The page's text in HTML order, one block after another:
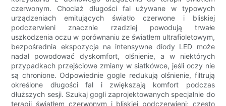
czerwonym. Chociaż długości fal używane w typowych
urządzeniach emitujących światło czerwone i bliskiej
podczerwieni znacznie rzadziej powodują trwałe
uszkodzenia oczu w porównaniu ze światłem ultrafioletowym,
bezpośrednia ekspozycja na intensywne diody LED może
nadal powodować dyskomfort, olśnienie, a w niektórych
przypadkach przejściowe zmiany w siatkówce, jeśli oczy nie
są chronione. Odpowiednie gogle redukują olśnienie, filtrują
określone długości fal i zwiększają komfort podczas
dłuższych sesji. Szukaj gogli zaprojektowanych specjalnie do
terapii światłem czerwonym i bliskiej podczerwieni; często